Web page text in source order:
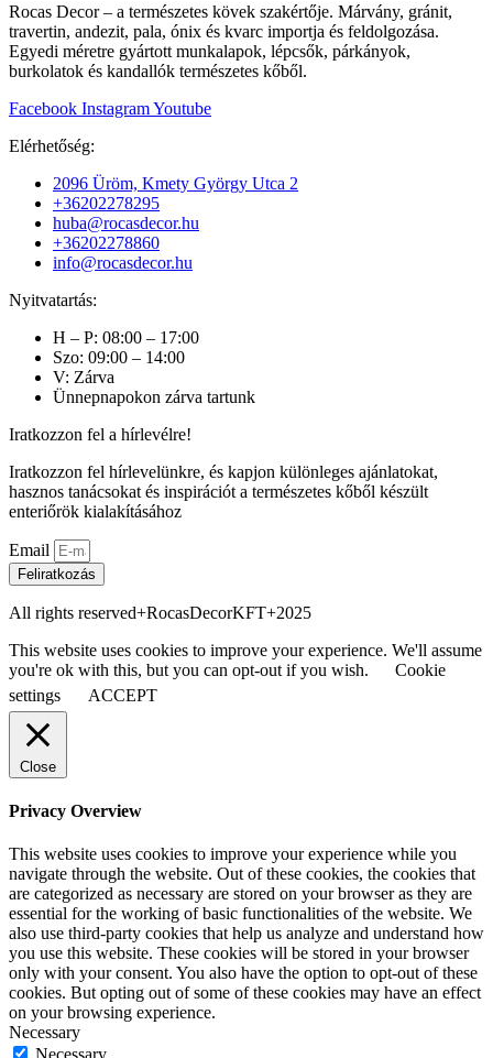
Rocas Decor – a természetes kövek szakértője. Márvány, gránit,
travertin, andezit, pala, ónix és kvarc importja és feldolgozása.
Egyedi méretre gyártott munkalapok, lépcsők, párkányok,
burkolatok és kandallók természetes kőből.
Facebook InstagramYoutube
Elérhetőség:
2096 Üröm, Kmety György Utca 2
+36202278295
huba@rocasdecor.hu
+36202278860
info@rocasdecor.hu
Nyitvatartás:
H – P: 08:00 – 17:00
Szo: 09:00 – 14:00
V: Zárva
Ünnepnapokon zárva tartunk
Iratkozzon fel a hírlevélre!
Iratkozzon fel hírlevelünkre, és kapjon különleges ajánlatokat,
hasznos tanácsokat és inspirációt a természetes kőből készült
enteriőrök kialakításához
Email
Feliratkozás
All rights reserved+RocasDecorKFT+2025
This website uses cookies to improve your experience. We'll assume
you're ok with this, but you can opt-out if you wish.
Cookie
settings
ACCEPT
Close
Privacy Overview
This website uses cookies to improve your experience while you
navigate through the website. Out of these cookies, the cookies that
are categorized as necessary are stored on your browser as they are
essential for the working of basic functionalities of the website. We
also use third-party cookies that help us analyze and understand how
you use this website. These cookies will be stored in your browser
only with your consent. You also have the option to opt-out of these
cookies. But opting out of some of these cookies may have an effect
on your browsing experience.
Necessary